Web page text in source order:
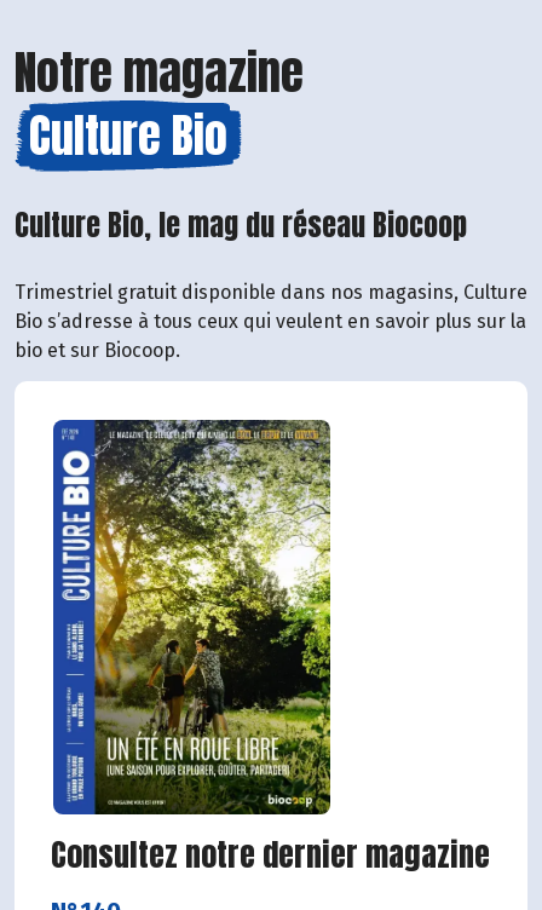
Notre magazine
Culture Bio
Culture Bio, le mag du réseau Biocoop
Trimestriel gratuit disponible dans nos magasins, Culture
Bio s’adresse à tous ceux qui veulent en savoir plus sur la
bio et sur Biocoop.
Consultez notre dernier magazine